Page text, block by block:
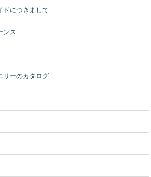
ドにつきまして
ンス
リーのカタログ